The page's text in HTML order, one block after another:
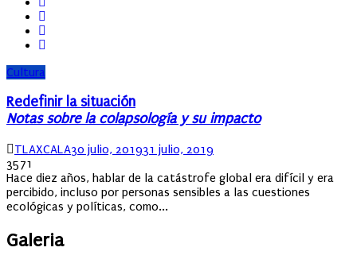
Cultura
Redefinir la situación
Notas sobre la colapsología y su impacto
Author
TLAXCALAPosted
30 julio, 201931 julio, 2019
3571
Hace diez años, hablar de la catástrofe global era difícil y era
percibido, incluso por personas sensibles a las cuestiones
ecológicas y políticas, como...
Galeria